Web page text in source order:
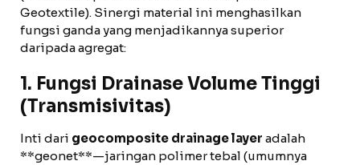
Geotextile). Sinergi material ini menghasilkan
fungsi ganda yang menjadikannya superior
daripada agregat:
1. Fungsi Drainase Volume Tinggi
(Transmisivitas)
Inti dari geocomposite drainage layer adalah
**geonet**—jaringan polimer tebal (umumnya